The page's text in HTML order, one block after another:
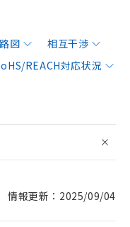
図
相互干渉
REACH対応状況
情報更新：2025/09/04